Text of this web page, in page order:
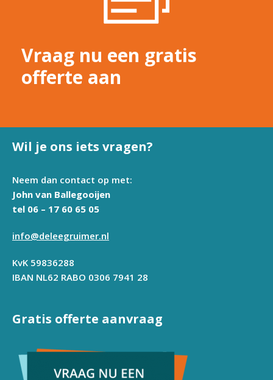
Vraag nu een gratis
offerte aan
Wil je ons iets vragen?
Neem dan contact op met:
John van Ballegooijen
tel 06 – 17 60 65 05
info@deleegruimer.nl
KvK 59836288
IBAN NL62 RABO 0306 7941 28
Gratis offerte aanvraag